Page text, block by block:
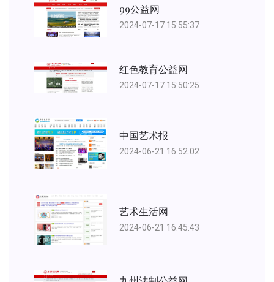
99公益网
2024-07-17 15:55:37
红色教育公益网
2024-07-17 15:50:25
中国艺术报
2024-06-21 16:52:02
艺术生活网
2024-06-21 16:45:43